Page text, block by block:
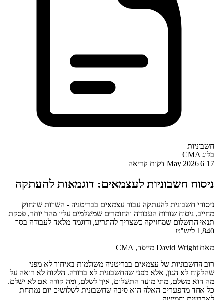
חשבוניות
בלוג CMA
17 May 2026 6 דקות קריאה
ניסוח חשבוניות לעצמאים: דוגמאות להעתקה
ניסוחי חשבונית להעתקה עבור עצמאים בבריטניה - השדות שהחוק
מחייב, ניסוח שורות העבודה והחומרים שמשלמים עליו מהר יותר, פסקת
תנאי התשלום שמחזיקה כשצריך להתריע, ודוגמה מלאה לעבודה בסך
1,840 ליש"ט.
מאת David Wright
מייסד, CMA
רוב החשבוניות של עצמאים בבריטניה משולמות באיחור לא מפני
שהלקוח לא הגון, אלא מפני שהחשבונית לא ברורה. הלקוח לא רואה על
מה הוא משלם, מתי מועד התשלום, איך לשלם, ומה קורה אם לא ישלם.
כל אחד מהפערים האלה הוא סיבה שחשבונית לשלושים יום נמתחת